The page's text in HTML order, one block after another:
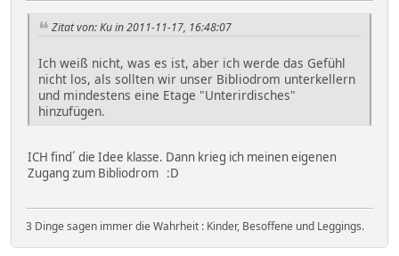
Zitat von: Ku in 2011-11-17, 16:48:07
Ich weiß nicht, was es ist, aber ich werde das Gefühl
nicht los, als sollten wir unser Bibliodrom unterkellern
und mindestens eine Etage "Unterirdisches"
hinzufügen.
ICH find´ die Idee klasse. Dann krieg ich meinen eigenen
Zugang zum Bibliodrom :D
3 Dinge sagen immer die Wahrheit : Kinder, Besoffene und Leggings.